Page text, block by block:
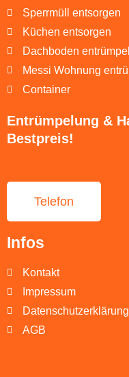
Sperrmüll entsorgen
Küchen entsorgen
Dachboden
Messi Wohnung
Container
Entrümpelung &
Bestpreis!
Telefon
Infos
Kontakt
Impressum
Datenschutzerklärung
AGB